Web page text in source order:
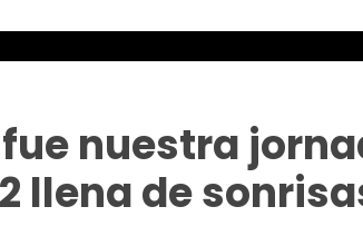
fue nuestra
llena de